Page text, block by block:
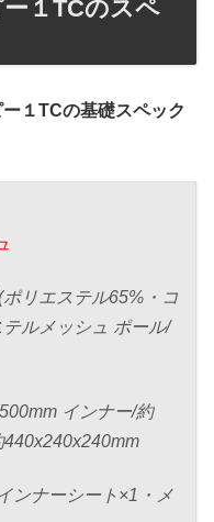
１TCのスペ
１TCの基礎スペック
リエステル65%・コ
ルメッシュ ポール/
インナー/約
ンナーシート×1・メ